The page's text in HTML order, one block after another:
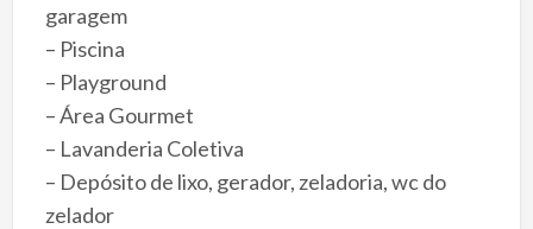
garagem
– Piscina
– Playground
– Área Gourmet
– Lavanderia Coletiva
– Depósito de lixo, gerador, zeladoria, wc do
zelador